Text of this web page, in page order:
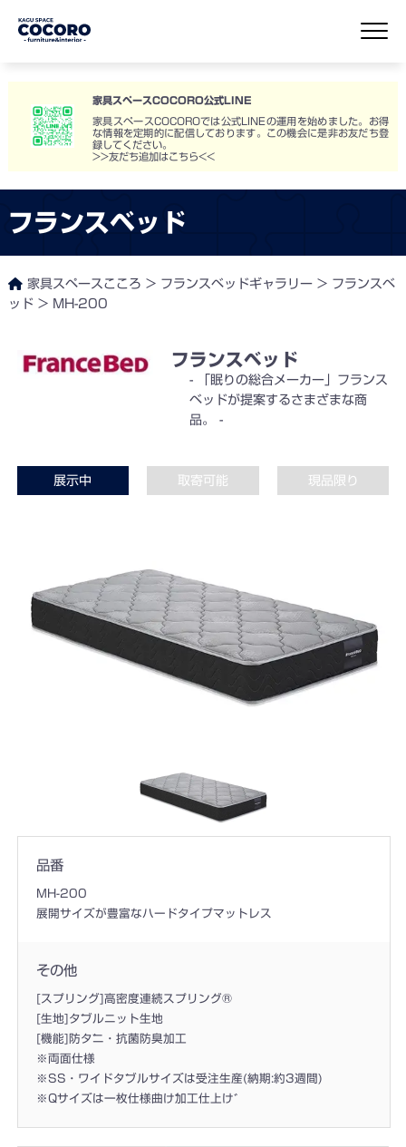
家具スペースCOCORO公式LINE
家具スペースCOCOROでは公式LINEの運用を始めました。お得
な情報を定期的に配信しております。この機会に是非お友だち登
録してください。
>>友だち追加はこちら<<
フランスベッド
家具スペースこころ > フランスベッドギャラリー> フランスベ
ッド > MH-200
フランスベッド
「眠りの総合メーカー」フランス
ベッドが提案するさまざまな商
品。
展示中 取寄可能 現品限り
品番
MH-200
展開サイズが豊富なハードタイプマットレス
その他
[スプリング]高密度連続スプリング®
[生地]ダブルニット生地
[機能]防ダニ・抗菌防臭加工
※両面仕様
※SS・ワイドダブルサイズは受注生産(納期:約3週間)
※Qサイズは一枚仕様曲げ加工仕上げ